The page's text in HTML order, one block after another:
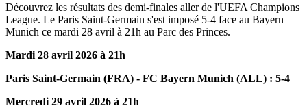
Découvrez les résultats des demi-finales aller de l'UEFA Champions
League. Le Paris Saint-Germain s'est imposé 5-4 face au Bayern
Munich ce mardi 28 avril à 21h au Parc des Princes.
Mardi 28 avril 2026 à 21h
Paris Saint-Germain (FRA) - FC Bayern Munich (ALL) : 5-4
Mercredi 29 avril 2026 à 21h